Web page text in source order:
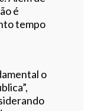
é
tempo
o